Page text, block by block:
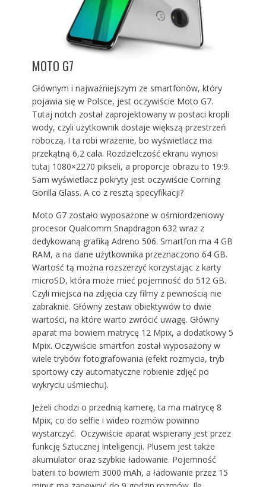
MOTO G7
Głównym i najważniejszym ze smartfonów, który
pojawia się w Polsce, jest oczywiście Moto G7.
Tutaj notch został zaprojektowany w postaci kropli
wody, czyli użytkownik dostaje większą przestrzeń
roboczą. I ta robi wrażenie, bo wyświetlacz ma
przekątną 6,2 cala. Rozdzielczość ekranu wynosi
tutaj 1080×2270 pikseli, a proporcje obrazu to 19:9.
Sam wyświetlacz pokryty jest oczywiście Corning
Gorilla Glass. A co z resztą specyfikacji?
Moto G7 zostało wyposażone w ośmiordzeniowy
procesor Qualcomm Snapdragon 632 wraz z
dedykowaną grafiką Adreno 506. Smartfon ma 4 GB
RAM, a na dane użytkownika przeznaczono 64 GB.
Wartość tą można rozszerzyć korzystając z karty
microSD, która może mieć pojemność do 512 GB.
Czyli miejsca na zdjęcia czy filmy z pewnością nie
zabraknie. Główny zestaw obiektywów to dwie
wartości, na które warto zwrócić uwagę. Główny
aparat ma bowiem matrycę 12 Mpix, a dodatkowy 5
Mpix. Oczywiście smartfon został wyposażony w
wiele trybów fotografowania (efekt rozmycia, tryb
sportowy czy automatyczne robienie zdjęć po
wykryciu uśmiechu).
Jeżeli chodzi o przednią kamerę, ta ma matrycę 8
Mpix, co do selfie i wideo rozmów powinno
wystarczyć. Oczywiście aparat wspierany jest przez
funkcję Sztucznej Inteligencji. Plusem jest także
akumulator oraz szybkie ładowanie. Pojemność
baterii to bowiem 3000 mAh, a ładowanie przez 15